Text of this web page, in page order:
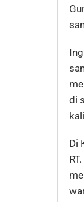
di
Di